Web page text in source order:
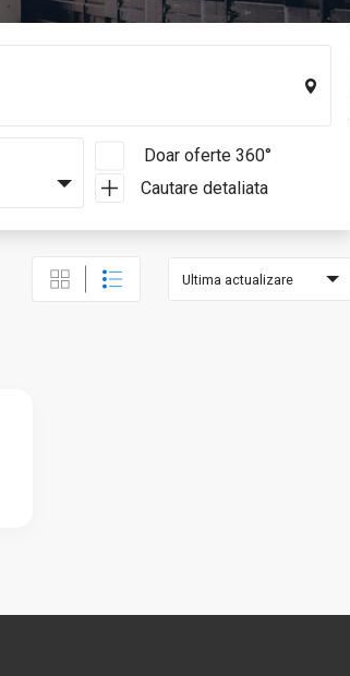
Doar oferte 360°
Cautare detaliata
Ultima actualizare